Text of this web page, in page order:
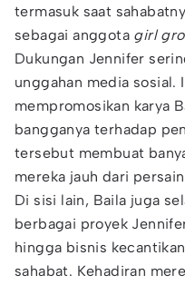
termasuk saat
sebagai anggota girl
Dukungan Jennifer
unggahan media sosial.
mempromosikan karya
bangganya terhadap
tersebut membuat
mereka jauh dari
Di sisi lain, Baila juga
berbagai proyek
hingga bisnis
sahabat. Kehadiran